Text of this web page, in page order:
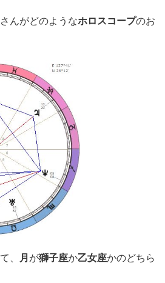
さんがどのようなホロスコープのお
、 月 が獅子座か乙女座かのどちら